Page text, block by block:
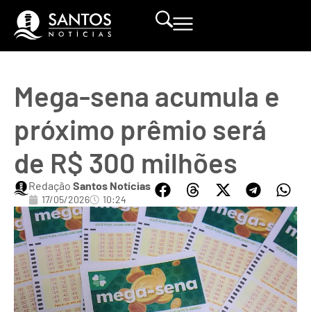
Mega-sena acumula e
próximo prêmio será
de R$ 300 milhões
Redação Santos Notícias
17/05/2026 10:24